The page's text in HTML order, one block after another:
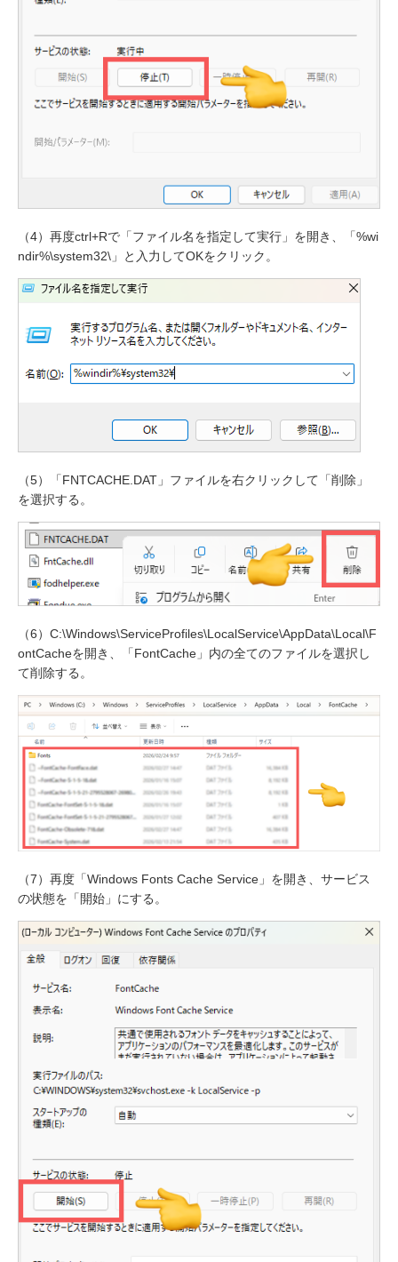
（4）再度ctrl+Rで「ファイル名を指定して実行」を開き、「%wi
ndir%\system32\」と入力してOKをクリック。
（5）「FNTCACHE.DAT」ファイルを右クリックして「削除」
を選択する。
（6）C:\Windows\ServiceProfiles\LocalService\AppData\Local\F
ontCacheを開き、「FontCache」内の全てのファイルを選択し
て削除する。
（7）再度「Windows Fonts Cache Service」を開き、サービス
の状態を「開始」にする。